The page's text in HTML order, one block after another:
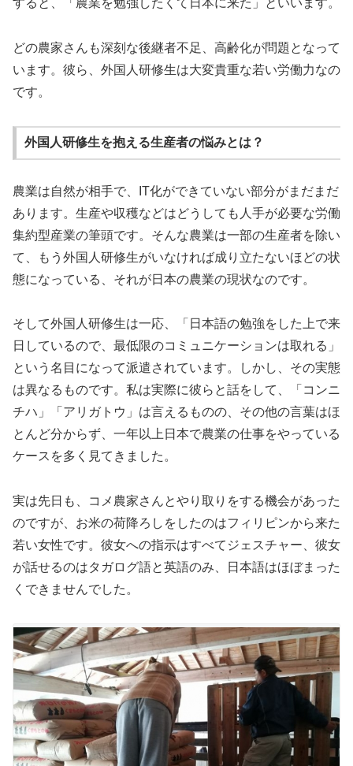
すると、「農業を勉強したくて日本に来た」といいます。
どの農家さんも深刻な後継者不足、高齢化が問題となって
います。彼ら、外国人研修生は大変貴重な若い労働力なの
です。
外国人研修生を抱える生産者の悩みとは？
農業は自然が相手で、IT化ができていない部分がまだまだ
あります。生産や収穫などはどうしても人手が必要な労働
集約型産業の筆頭です。そんな農業は一部の生産者を除い
て、もう外国人研修生がいなければ成り立たないほどの状
態になっている、それが日本の農業の現状なのです。
そして外国人研修生は一応、「日本語の勉強をした上で来
日しているので、最低限のコミュニケーションは取れる」
という名目になって派遣されています。しかし、その実態
は異なるものです。私は実際に彼らと話をして、「コンニ
チハ」「アリガトウ」は言えるものの、その他の言葉はほ
とんど分からず、一年以上日本で農業の仕事をやっている
ケースを多く見てきました。
実は先日も、コメ農家さんとやり取りをする機会があった
のですが、お米の荷降ろしをしたのはフィリピンから来た
若い女性です。彼女への指示はすべてジェスチャー、彼女
が話せるのはタガログ語と英語のみ、日本語はほぼまった
くできませんでした。